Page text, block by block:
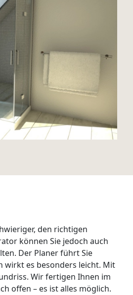
den richtigen
können Sie jedoch auch
Der Planer führt Sie
wirkt es besonders leicht. Mit
Wir fertigen Ihnen im
offen – es ist alles möglich.